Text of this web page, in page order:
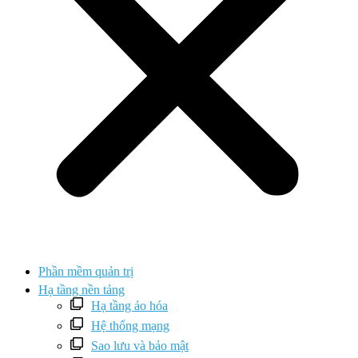
Phần mềm quản trị
Hạ tầng nền tảng
Hạ tầng ảo hóa
Hệ thống mạng
Sao lưu và bảo mật